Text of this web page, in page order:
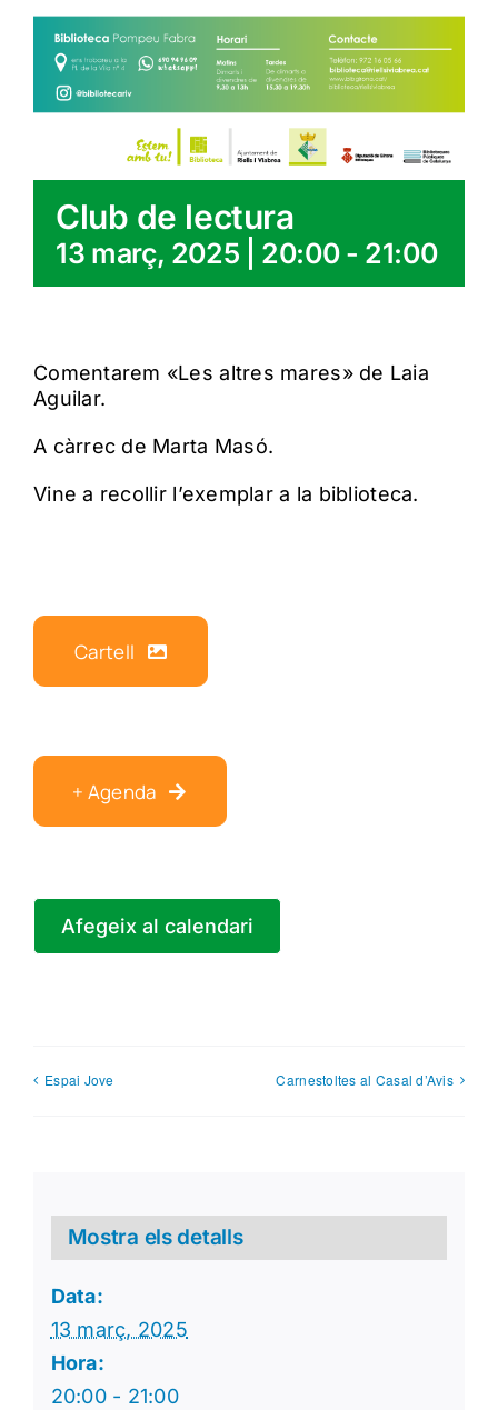
Club de lectura
13 març, 2025 | 20:00- 21:00
Comentarem «Les altres mares» de Laia
Aguilar.
A càrrec de Marta Masó.
Vine a recollir l’exemplar a la biblioteca.
Cartell
+ Agenda
Afegeix al calendari
Espai Jove Carnestoltes al Casal d’Avis
Mostra els detalls
Data:
13 març, 2025
Hora:
20:00 - 21:00